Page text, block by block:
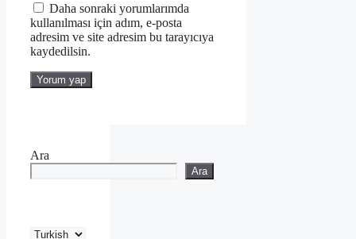
Daha sonraki yorumlarımda
kullanılması için adım, e-posta
adresim ve site adresim bu tarayıcıya
kaydedilsin.
Ara
Ara